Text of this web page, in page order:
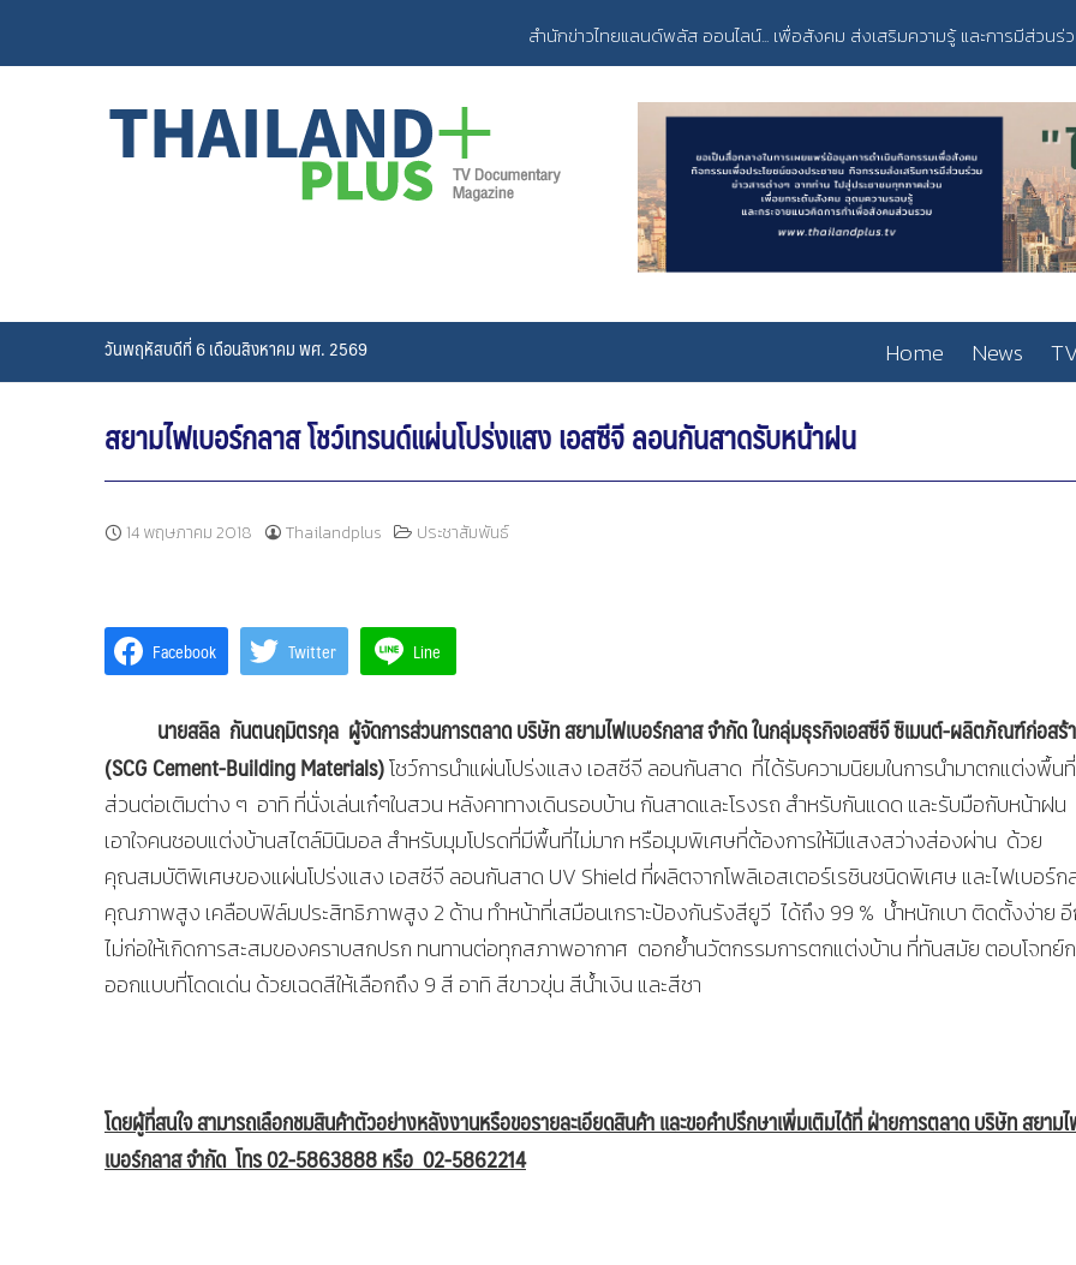
content
สำนักข่าวไทยแลนด์พลัส ออนไลน์... เพื่อสังคม ส่งเสริมความรู้ และการมีส่วนร่
วันพฤหัสบดีที่ 6 เดือนสิงหาคม พศ. 2569 Home News
สยามไฟเบอร์กลาส โชว์เทรนด์แผ่นโปร่งแสง เอสซีจี ลอนกันสาดรับหน้าฝน
14 พฤษภาคม 2018 Thailandplus ประชาสัมพันธ์
Facebook Twitter Line
นายสลิล กันตนฤมิตรกุล ผู้จัดการส่วนการตลาด บริษัท สยามไฟเบอร์กลาส จำกัดในกลุ่มธุรกิจเอสซีจี ซิเมนต์-ผลิตภัณฑ์ก่อสร้
(SCG Cement-Building Materials)โชว์การนำแผ่นโปร่งแสง เอสซีจี ลอนกันสาด ที่ได้รับความนิยมในการนำมาตกแต่งพื้น
ส่วนต่อเติมต่าง ๆ อาทิ ที่นั่งเล่นเก๋ๆในสวน หลังคาทางเดินรอบบ้าน กันสาดและโรงรถ สำหรับกันแดด และรับมือกับหน้าฝน
เอาใจคนชอบแต่งบ้านสไตล์มินิมอล สำหรับมุมโปรดที่มีพื้นที่ไม่มาก หรือมุมพิเศษที่ต้องการให้มีแสงสว่างส่องผ่าน ด้วย
คุณสมบัติพิเศษของแผ่นโปร่งแสง เอสซีจี ลอนกันสาด UV Shield ที่ผลิตจากโพลิเอสเตอร์เรซินชนิดพิเศษ และไฟเบอร์ก
คุณภาพสูง เคลือบฟิล์มประสิทธิภาพสูง 2 ด้าน ทำหน้าที่เสมือนเกราะป้องกันรังสียูวี ได้ถึง 99 % น้ำหนักเบา ติดตั้งง่าย
ไม่ก่อให้เกิดการสะสมของคราบสกปรก ทนทานต่อทุกสภาพอากาศ ตอกย้ำนวัตกรรมการตกแต่งบ้าน ที่ทันสมัย ตอบโจทย์
ออกแบบที่โดดเด่น ด้วยเฉดสีให้เลือกถึง 9 สี อาทิ สีขาวขุ่น สีน้ำเงิน และสีชา
โดยผู้ที่สนใจ สามารถเลือกชมสินค้าตัวอย่างหลังงานหรือขอรายละเอียดสินค้า และขอคำปรึกษาเพิ่มเติมได้ที่ ฝ่ายการตลาด บริษัท สยาม
เบอร์กลาส จำกัด โทร 02-5863888 หรือ 02-5862214